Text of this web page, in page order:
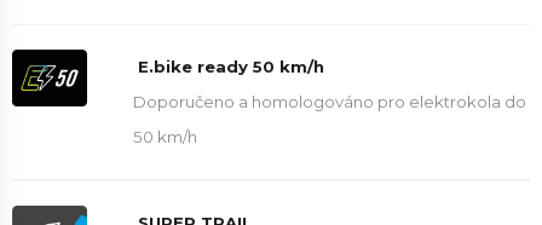
E.bike ready 50 km/h
Doporučeno a homologováno pro elektrokola do
50 km/h